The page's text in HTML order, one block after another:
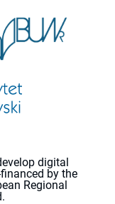
digital
by the
Regional